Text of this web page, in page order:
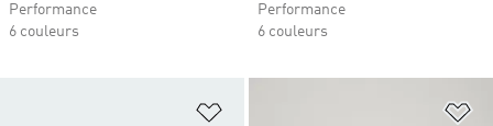
Performance
6 couleurs
Performance
6 couleurs
Ajouter à la Liste de produits